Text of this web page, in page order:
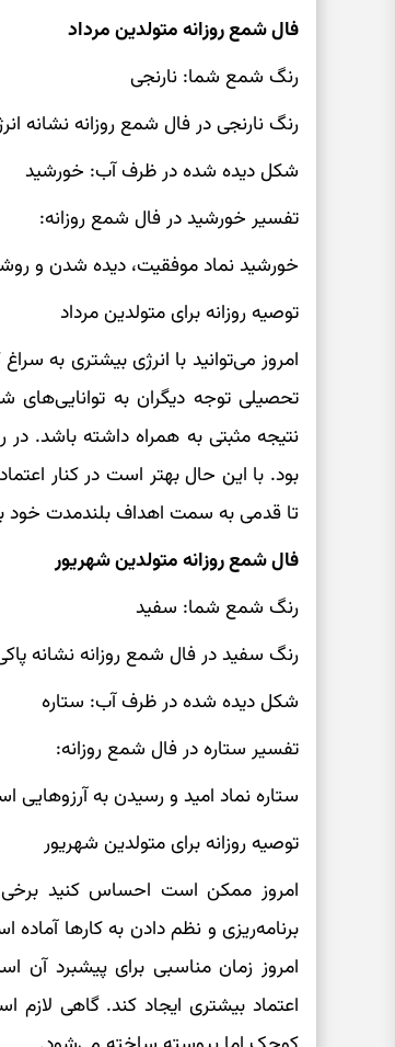
فال شمع روزانه متولدین مرداد
رنگ شمع شما: نارنجی
رنگ نارنجی در فال شمع روزانه نشانه
شکل دیده شده در ظرف آب: خورشید
تفسیر خورشید در فال شمع روزانه:
خورشید نماد موفقیت، دیده شدن و
توصیه روزانه برای متولدین مرداد
امروز می‌توانید با انرژی بیشتری به
تحصیلی توجه دیگران به توانایی‌های
نتیجه مثبتی به همراه داشته باشد. در
بود. با این حال بهتر است در کنار
تا قدمی به سمت اهداف بلندمدت خود
فال شمع روزانه متولدین شهریور
رنگ شمع شما: سفید
رنگ سفید در فال شمع روزانه نشانه
شکل دیده شده در ظرف آب: ستاره
تفسیر ستاره در فال شمع روزانه:
ستاره نماد امید و رسیدن به آرزوهایی
توصیه روزانه برای متولدین شهریور
امروز ممکن است احساس کنید
برنامه‌ریزی و نظم دادن به کارها آماده
امروز زمان مناسبی برای پیشبرد
اعتماد بیشتری ایجاد کند. گاهی